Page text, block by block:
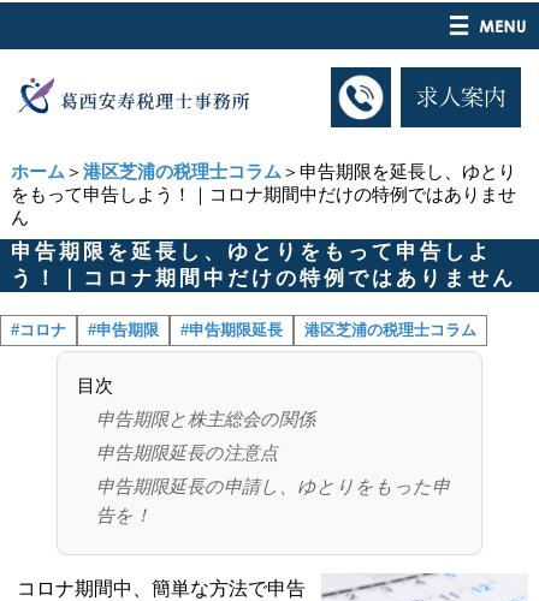
ホーム ＞ 港区芝浦の税理士コラム ＞申告期限を延長し、ゆとり
をもって申告しよう！｜コロナ期間中だけの特例ではありませ
ん
申告期限を延長し、ゆとりをもって申告しよ
う！｜コロナ期間中だけの特例ではありません
#コロナ #申告期限 #申告期限延長 港区芝浦の税理士コラム
目次
申告期限と株主総会の関係
申告期限延長の注意点
申告期限延長の申請し、ゆとりをもった申
告を！
コロナ期間中、簡単な方法で申告